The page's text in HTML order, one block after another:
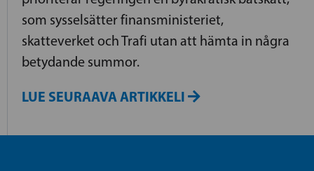
som sysselsätter finansministeriet,
skatteverket och Trafi utan att hämta in några
betydande summor.
LUE SEURAAVA ARTIKKELI